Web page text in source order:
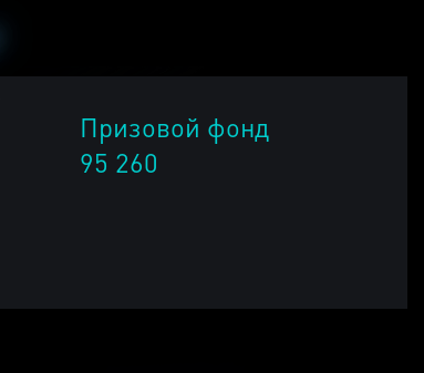
Призовой фонд
95 260